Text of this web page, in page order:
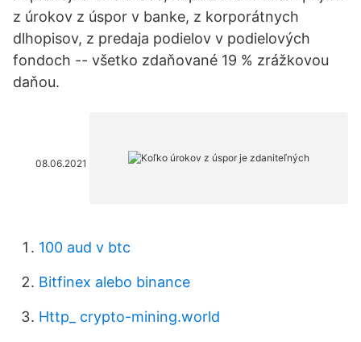
z úrokov z úspor v banke, z korporátnych
dlhopisov, z predaja podielov v podielových
fondoch -- všetko zdaňované 19 % zrážkovou
daňou.
08.06.2021
100 aud v btc
Bitfinex alebo binance
Http_ crypto-mining.world